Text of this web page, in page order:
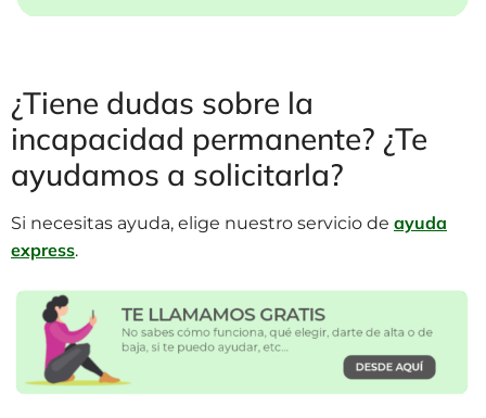
¿Tiene dudas sobre la
incapacidad permanente? ¿Te
ayudamos a solicitarla?
Si necesitas ayuda, elige nuestro servicio de ayuda
express.